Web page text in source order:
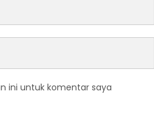
ini untuk komentar saya